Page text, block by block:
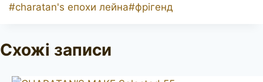
Позначки
#charatan's епохи лейна#фрігенд
Схожі записи